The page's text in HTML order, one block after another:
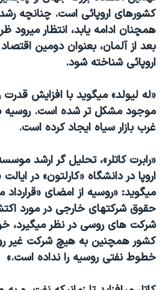
کشورهای اروپائی است. چنانچه
همچنان ادامه يابد، انتظار ميرود
بعد از آلمان، بعنوان دومين
اروپائی شناخته شود.
«له لیولد» ميگويد با افزايش
موجود مشکل تر شده است. روسيه با
غرب بازار سياه ايجاد کرده است.
«رابرت کاتلر»، تحليل گر ارشد
اروپا در دانشگاه «کارلتون» در ايالت
ميگويد: «روسيه از امضای «قرارداد
حقوق شرکتهای خارجی در مورد
شرکت های روسی در نظر ميگيرد،
کشور همچنين به هيچ شرکت غير
خطوط نفتی روسيه را نداده است.»